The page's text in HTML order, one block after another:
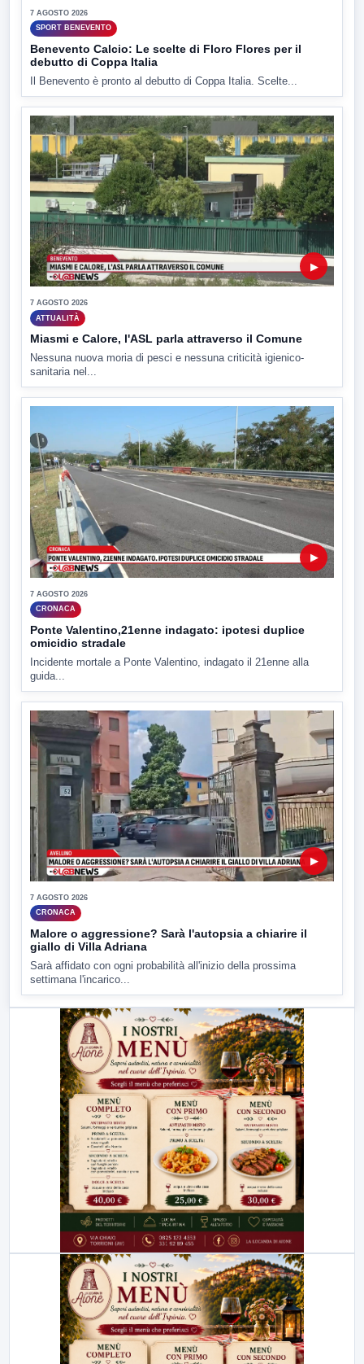
7 AGOSTO 2026
SPORT BENEVENTO
Benevento Calcio: Le scelte di Floro Flores per il
debutto di Coppa Italia
Il Benevento è pronto al debutto di Coppa Italia. Scelte...
▶
7 AGOSTO 2026
ATTUALITÀ
Miasmi e Calore, l'ASL parla attraverso il Comune
Nessuna nuova moria di pesci e nessuna criticità igienico-
sanitaria nel...
▶
7 AGOSTO 2026
CRONACA
Ponte Valentino,21enne indagato: ipotesi duplice
omicidio stradale
Incidente mortale a Ponte Valentino, indagato il 21enne alla
guida...
▶
7 AGOSTO 2026
CRONACA
Malore o aggressione? Sarà l'autopsia a chiarire il
giallo di Villa Adriana
Sarà affidato con ogni probabilità all'inizio della prossima
settimana l'incarico...